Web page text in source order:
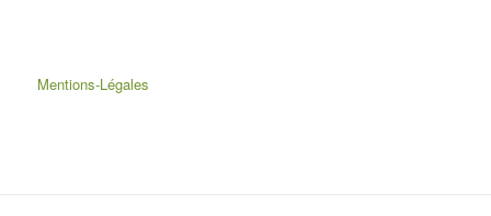
Mentions-Légales